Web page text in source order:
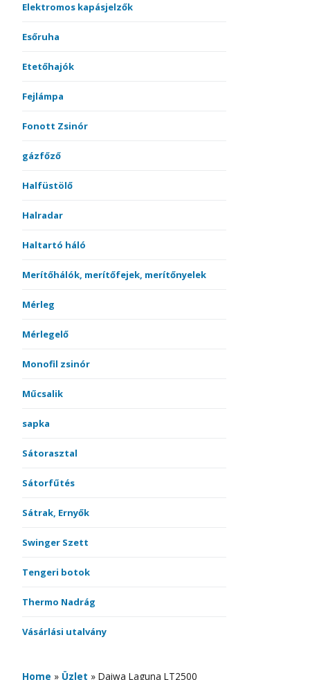
Elektromos kapásjelzők
Esőruha
Etetőhajók
Fejlámpa
Fonott Zsinór
gázfőző
Halfüstölő
Halradar
Haltartó háló
Merítőhálók, merítőfejek, merítőnyelek
Mérleg
Mérlegelő
Monofil zsinór
Műcsalik
sapka
Sátorasztal
Sátorfűtés
Sátrak, Ernyők
Swinger Szett
Tengeri botok
Thermo Nadrág
Vásárlási utalvány
Home » Üzlet » Daiwa Laguna LT2500